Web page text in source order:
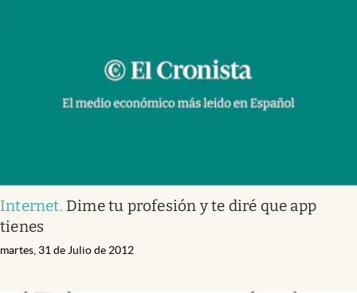
Internet. Dime tu profesión y te diré que app
tienes
martes, 31 de Julio de 2012